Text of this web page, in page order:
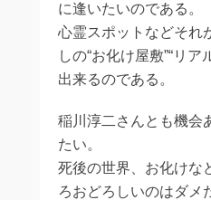
に逢いたいのである。
心霊スポットなどそれ
しの“お化け屋敷”“リ
出来るのである。
稲川淳二さんとも機会
たい。
死後の世界、お化けな
ろおどろしいのはダメ